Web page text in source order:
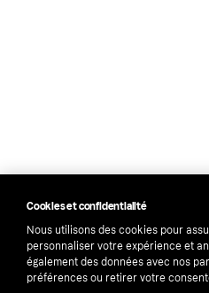
Cookies et confidentialité
Nous utilisons des cookies pour
personnaliser votre expérience et
également des données avec nos
préférences ou retirer votre